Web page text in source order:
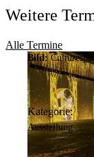
Weitere
Alle Termine
Bild:
Kategorie:
Ausstellung